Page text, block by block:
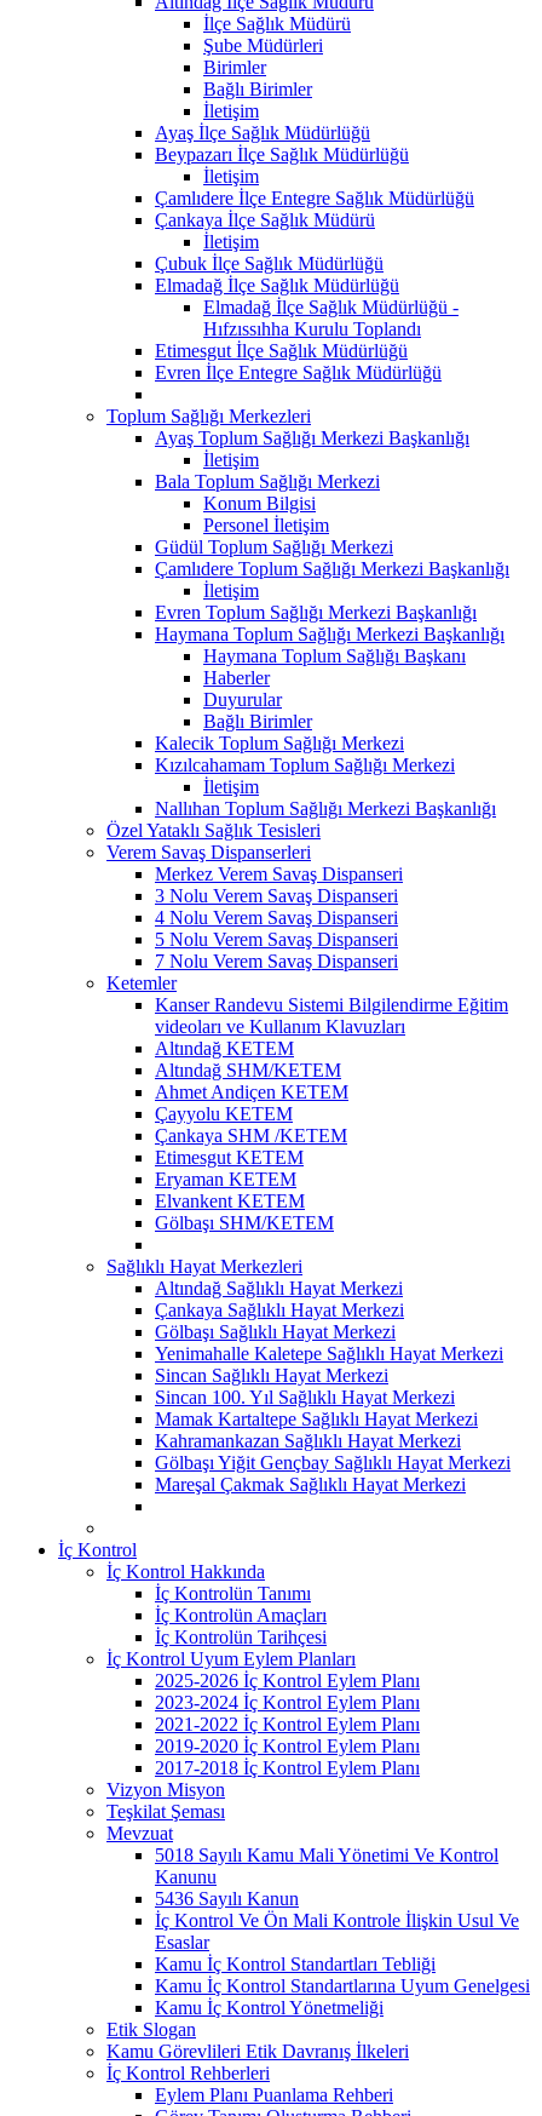
İlçe Sağlık Müdürü
Şube Müdürleri
Birimler
Bağlı Birimler
İletişim
Ayaş İlçe Sağlık Müdürlüğü
Beypazarı İlçe Sağlık Müdürlüğü
İletişim
Çamlıdere İlçe Entegre Sağlık Müdürlüğü
Çankaya İlçe Sağlık Müdürü
İletişim
Çubuk İlçe Sağlık Müdürlüğü
Elmadağ İlçe Sağlık Müdürlüğü
Elmadağ İlçe Sağlık Müdürlüğü -
Hıfzıssıhha Kurulu Toplandı
Etimesgut İlçe Sağlık Müdürlüğü
Evren İlçe Entegre Sağlık Müdürlüğü
Toplum Sağlığı Merkezleri
Ayaş Toplum Sağlığı Merkezi Başkanlığı
İletişim
Bala Toplum Sağlığı Merkezi
Konum Bilgisi
Personel İletişim
Güdül Toplum Sağlığı Merkezi
Çamlıdere Toplum Sağlığı Merkezi Başkanlığı
İletişim
Evren Toplum Sağlığı Merkezi Başkanlığı
Haymana Toplum Sağlığı Merkezi Başkanlığı
Haymana Toplum Sağlığı Başkanı
Haberler
Duyurular
Bağlı Birimler
Kalecik Toplum Sağlığı Merkezi
Kızılcahamam Toplum Sağlığı Merkezi
İletişim
Nallıhan Toplum Sağlığı Merkezi Başkanlığı
Özel Yataklı Sağlık Tesisleri
Verem Savaş Dispanserleri
Merkez Verem Savaş Dispanseri
3 Nolu Verem Savaş Dispanseri
4 Nolu Verem Savaş Dispanseri
5 Nolu Verem Savaş Dispanseri
7 Nolu Verem Savaş Dispanseri
Ketemler
Kanser Randevu Sistemi Bilgilendirme Eğitim
videoları ve Kullanım Klavuzları
Altındağ KETEM
Altındağ SHM/KETEM
Ahmet Andiçen KETEM
Çayyolu KETEM
Çankaya SHM /KETEM
Etimesgut KETEM
Eryaman KETEM
Elvankent KETEM
Gölbaşı SHM/KETEM
Sağlıklı Hayat Merkezleri
Altındağ Sağlıklı Hayat Merkezi
Çankaya Sağlıklı Hayat Merkezi
Gölbaşı Sağlıklı Hayat Merkezi
Yenimahalle Kaletepe Sağlıklı Hayat Merkezi
Sincan Sağlıklı Hayat Merkezi
Sincan 100. Yıl Sağlıklı Hayat Merkezi
Mamak Kartaltepe Sağlıklı Hayat Merkezi
Kahramankazan Sağlıklı Hayat Merkezi
Gölbaşı Yiğit Gençbay Sağlıklı Hayat Merkezi
Mareşal Çakmak Sağlıklı Hayat Merkezi
İç Kontrol
İç Kontrol Hakkında
İç Kontrolün Tanımı
İç Kontrolün Amaçları
İç Kontrolün Tarihçesi
İç Kontrol Uyum Eylem Planları
2025-2026 İç Kontrol Eylem Planı
2023-2024 İç Kontrol Eylem Planı
2021-2022 İç Kontrol Eylem Planı
2019-2020 İç Kontrol Eylem Planı
2017-2018 İç Kontrol Eylem Planı
Vizyon Misyon
Teşkilat Şeması
Mevzuat
5018 Sayılı Kamu Mali Yönetimi Ve Kontrol
Kanunu
5436 Sayılı Kanun
İç Kontrol Ve Ön Mali Kontrole İlişkin Usul Ve
Esaslar
Kamu İç Kontrol Standartları Tebliği
Kamu İç Kontrol Standartlarına Uyum Genelgesi
Kamu İç Kontrol Yönetmeliği
Etik Slogan
Kamu Görevlileri Etik Davranış İlkeleri
İç Kontrol Rehberleri
Eylem Planı Puanlama Rehberi